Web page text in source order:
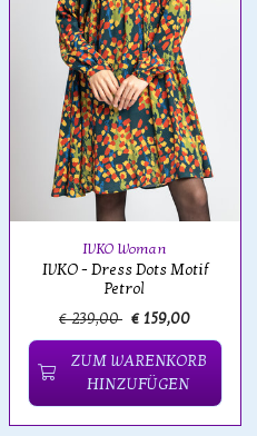
IVKO Woman
IVKO - Dress Dots Motif
Petrol
€ 239,00 € 159,00
ZUM WARENKORB
HINZUFÜGEN